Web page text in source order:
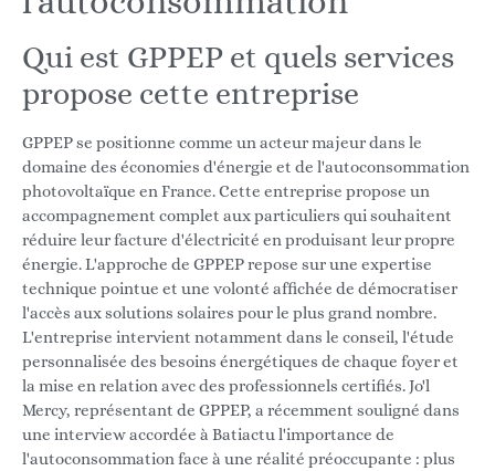
Qui est GPPEP et quels services
propose cette entreprise
GPPEP se positionne comme un acteur majeur dans le
domaine des économies d'énergie et de l'autoconsommation
photovoltaïque en France. Cette entreprise propose un
accompagnement complet aux particuliers qui souhaitent
réduire leur facture d'électricité en produisant leur propre
énergie. L'approche de GPPEP repose sur une expertise
technique pointue et une volonté affichée de démocratiser
l'accès aux solutions solaires pour le plus grand nombre.
L'entreprise intervient notamment dans le conseil, l'étude
personnalisée des besoins énergétiques de chaque foyer et
la mise en relation avec des professionnels certifiés. Jo'l
Mercy, représentant de GPPEP, a récemment souligné dans
une interview accordée à Batiactu l'importance de
l'autoconsommation face à une réalité préoccupante : plus